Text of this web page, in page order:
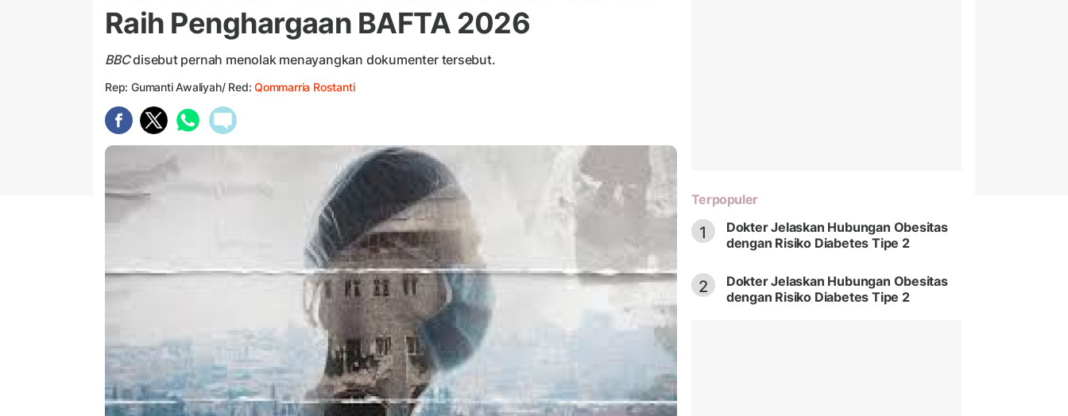
Raih Penghargaan BAFTA 2026
BBCdisebut pernah menolak menayangkan dokumenter tersebut.
Rep: Gumanti Awaliyah/ Red:Qommarria Rostanti
Terpopuler
1
Dokter Jelaskan Hubungan Obesitas
dengan Risiko Diabetes Tipe 2
2
Dokter Jelaskan Hubungan Obesitas
dengan Risiko Diabetes Tipe 2